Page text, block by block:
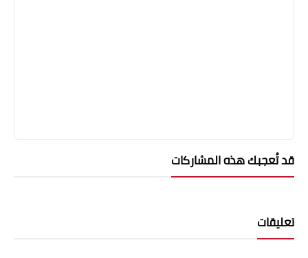
قد تُعجبك هذه المشاركات
تعليقات